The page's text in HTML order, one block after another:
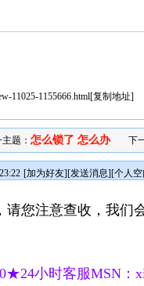
11025-1155666.html[复制地址]
题： 怎么锁了 怎么办 下
[加为好友][发送消息][个人
请您注意查收，我们
小时客服MSN